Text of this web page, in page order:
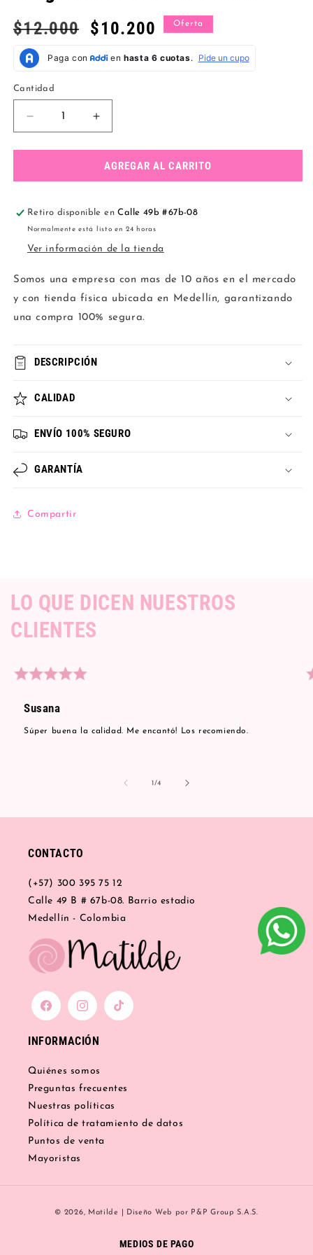
Precio
$12.000
Precio
oferta
$10.200 Oferta
Cantidad
Reducir
cantidad
para
elastico
menta
Aumentar
cantidad
para
Tanga
elastico
menta
AGREGAR AL CARRITO
Retiro disponible enCalle 49b #67b-08
Normalmente está listo en 24 horas
Ver información de la tienda
Somos una empresa con mas de 10 años en el mercado
y con tienda física ubicada en Medellín, garantizando
una compra 100% segura.
DESCRIPCIÓN
CALIDAD
ENVÍO 100% SEGURO
GARANTÍA
Compartir
LO QUE DICEN NUESTROS
CLIENTES
Susana
Súper buena la calidad. Me encantó! Los recomiendo.
1/de
4
CONTACTO
(+57) 300 395 75 12
Calle 49 B # 67b-08. Barrio estadio
Medellín - Colombia
FacebookInstagramTikTok
INFORMACIÓN
Quiénes somos
Preguntas frecuentes
Nuestras políticas
Política de tratamiento de datos
Puntos de venta
Mayoristas
pago
© 2026, Matilde Diseño Web por P&P Group S.A.S.
MEDIOS DE PAGO